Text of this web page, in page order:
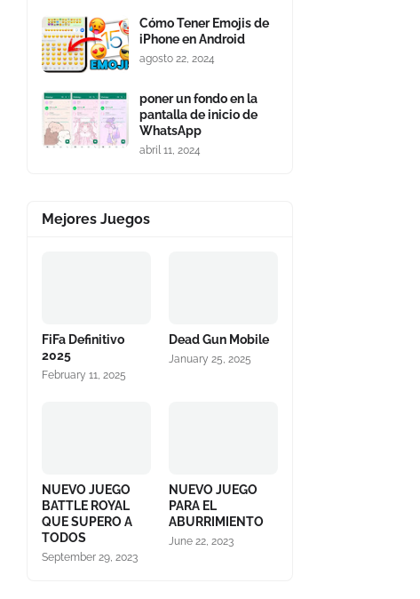
Cómo Tener Emojis de
iPhone en Android
agosto 22, 2024
poner un fondo en la
pantalla de inicio de
WhatsApp
abril 11, 2024
Mejores Juegos
FiFa Definitivo
2025
February 11, 2025
Dead Gun Mobile
January 25, 2025
NUEVO JUEGO
BATTLE ROYAL
QUE SUPERO A
TODOS
September 29, 2023
NUEVO JUEGO
PARA EL
ABURRIMIENTO
June 22, 2023